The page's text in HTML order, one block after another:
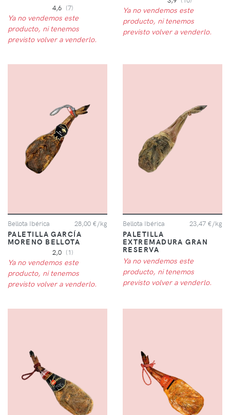
4,6 (7)
Ya no vendemos este
producto, ni tenemos
previsto volver a venderlo.
Ya no vendemos este
producto, ni tenemos
previsto volver a venderlo.
Bellota Ibérica 28,00 €/kg
PALETILLA GARCÍA
MORENO BELLOTA
2,0 (1)
Ya no vendemos este
producto, ni tenemos
previsto volver a venderlo.
Bellota Ibérica 23,47 €/kg
PALETILLA
EXTREMADURA GRAN
RESERVA
Ya no vendemos este
producto, ni tenemos
previsto volver a venderlo.